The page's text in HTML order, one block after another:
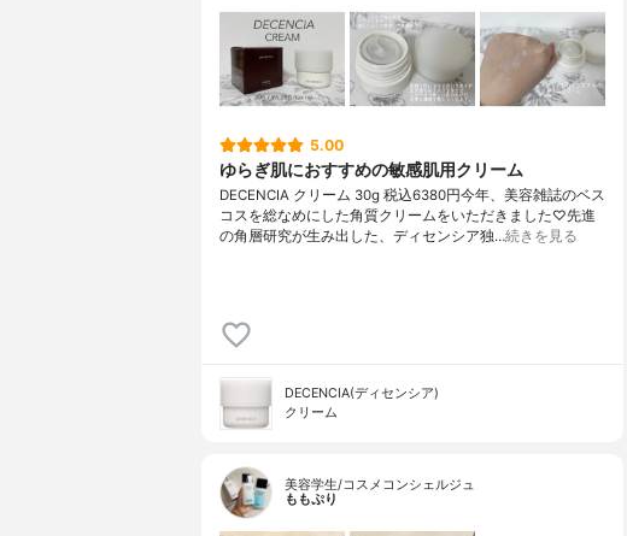
5.00
ゆらぎ肌におすすめの敏感肌用クリーム
DECENCIA クリーム 30g 税込6380円今年、美容雑誌のベス
コスを総なめにした角質クリームをいただきました♡先進
の角層研究が生み出した、ディセンシア独…続きを見る
DECENCIA(ディセンシア)
クリーム
美容学生/コスメコンシェルジュ
ももぷり